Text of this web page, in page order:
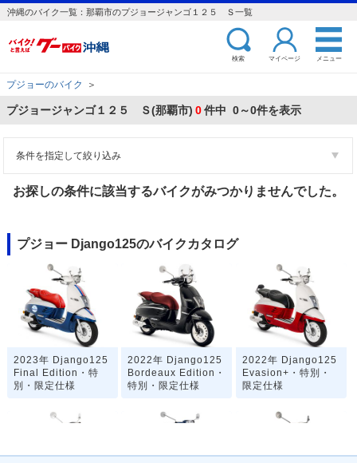
沖縄のバイク一覧：那覇市のプジョージャンゴ１２５ Ｓ一覧
検索 マイページ メニュー
プジョーのバイク ＞
プジョージャンゴ１２５ Ｓ(那覇市) 0件中 0～0件を表示
条件を指定して絞り込み
お探しの条件に該当するバイクがみつかりませんでした。
プジョー Django125のバイクカタログ
2023年 Django125
Final Edition・特
別・限定仕様
2022年 Django125
Bordeaux Edition・
特別・限定仕様
2022年 Django125
Evasion+・特別・
限定仕様